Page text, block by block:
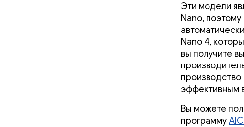
Эти модели
Nano,
Nano 4,
вы получите
эффективным
Вы можете
программу